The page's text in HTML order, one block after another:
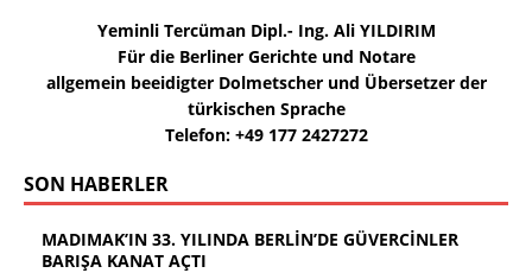
Yeminli Tercüman Dipl.- Ing. Ali YILDIRIM
Für die Berliner Gerichte und Notare
allgemein beeidigter Dolmetscher und Übersetzer der
türkischen Sprache
Telefon: +49 177 2427272
SON HABERLER
MADIMAK’IN 33. YILINDA BERLİN’DE GÜVERCİNLER
BARIŞA KANAT AÇTI